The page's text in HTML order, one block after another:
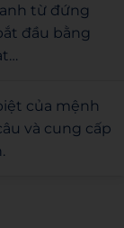
từ đứng
đầu bằng
của mệnh
và cung cấp